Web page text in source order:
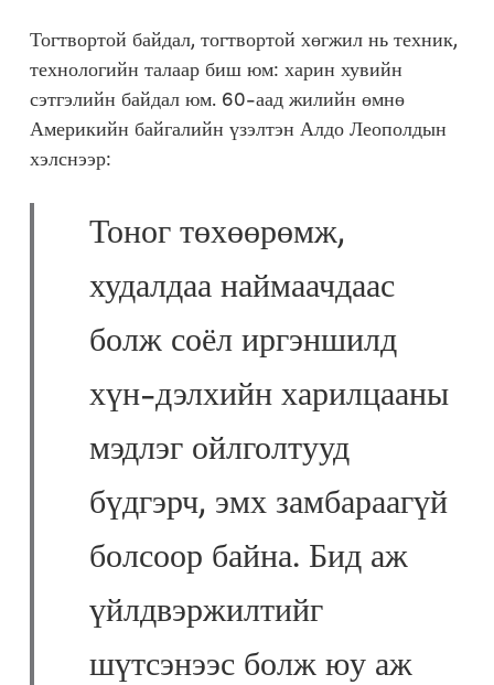
Тогтвортой байдал, тогтвортой хөгжил нь техник,
технологийн талаар биш юм: харин хувийн
сэтгэлийн байдал юм. 60-аад жилийн өмнө
Америкийн байгалийн үзэлтэн Алдо Леополдын
хэлснээр:
Тоног төхөөрөмж,
худалдаа наймаачдаас
болж соёл иргэншилд
хүн-дэлхийн харилцааны
мэдлэг ойлголтууд
бүдгэрч, эмх замбараагүй
болсоор байна. Бид аж
үйлдвэржилтийг
шүтсэнээс болж юу аж